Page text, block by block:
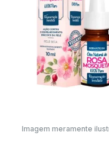
Imagem meramente